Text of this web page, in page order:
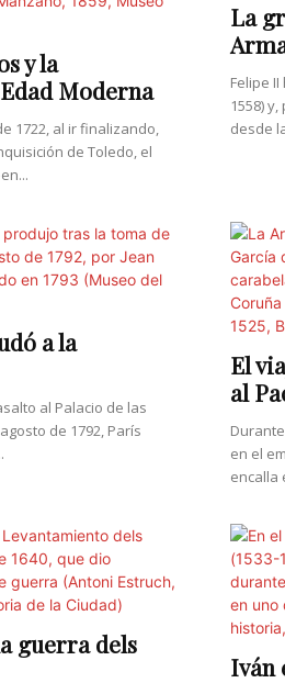
y la
Moderna
1722, al ir finalizando,
de Toledo, el
La
Felipe
1558)
desde
a la
al Palacio de las
de 1792, París
El
al
en el
encalla
guerra dels
Iván